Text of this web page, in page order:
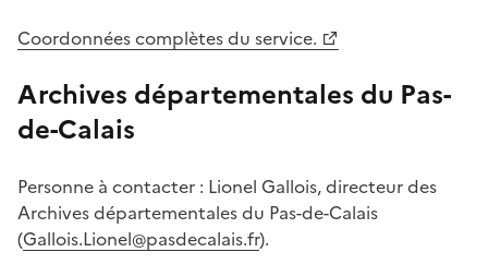
Coordonnées complètes du service.
Archives départementales du Pas-
de-Calais
Personne à contacter : Lionel Gallois, directeur des
Archives départementales du Pas-de-Calais
(Gallois.Lionel@pasdecalais.fr).